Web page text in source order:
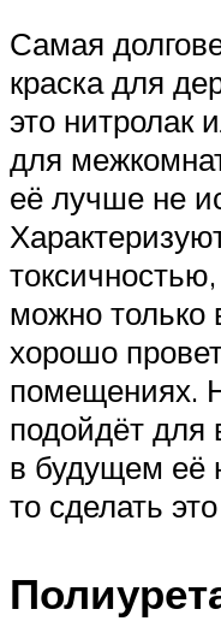
Самая
краска для
это нитролак
для
её лучше не
можно только
хорошо
помещениях.
подойдёт для
в будущем её
то сделать